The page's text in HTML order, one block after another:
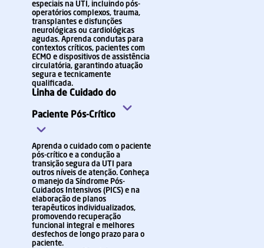
especiais na UTI, incluindo pós-
operatórios complexos, trauma,
transplantes e disfunções
neurológicas ou cardiológicas
agudas. Aprenda condutas para
contextos críticos, pacientes com
ECMO e dispositivos de assistência
circulatória, garantindo atuação
segura e tecnicamente
qualificada.
Linha de Cuidado do
Paciente Pós-Crítico
Aprenda o cuidado com o paciente
pós-crítico e a condução a
transição segura da UTI para
outros níveis de atenção. Conheça
o manejo da Síndrome Pós-
Cuidados Intensivos (PICS) e na
elaboração de planos
terapêuticos individualizados,
promovendo recuperação
funcional integral e melhores
desfechos de longo prazo para o
paciente.